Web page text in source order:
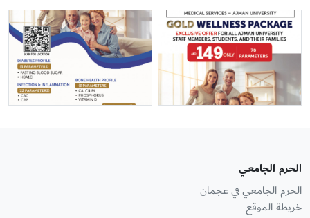
الحرم الجامعي
الحرم الجامعي في عجمان
خريطة الموقع